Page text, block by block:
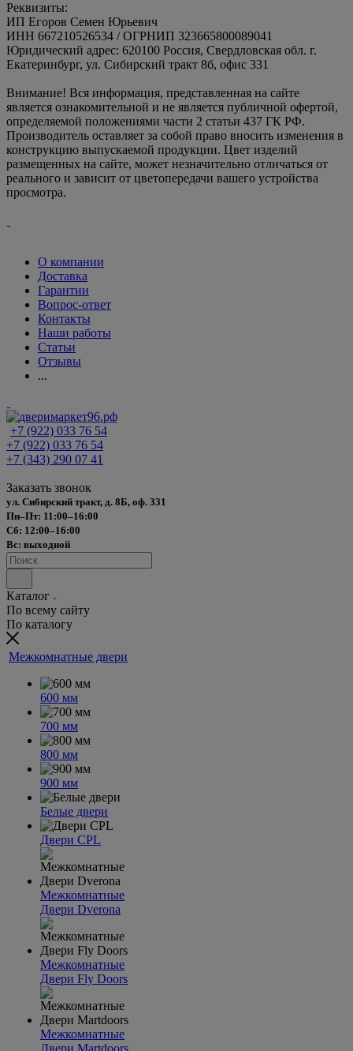
Реквизиты:
ИП Егоров Семен Юрьевич
ИНН 667210526534 / ОГРНИП 323665800089041
Юридический адрес: 620100 Россия, Свердловская обл. г.
Екатеринбург, ул. Сибирский тракт 8б, офис 331
Внимание! Вся информация, представленная на сайте
является ознакомительной и не является публичной офертой,
определяемой положениями части 2 статьи 437 ГК РФ.
Производитель оставляет за собой право вносить изменения в
конструкцию выпускаемой продукции. Цвет изделий
размещенных на сайте, может незначительно отличаться от
реального и зависит от цветопередачи вашего устройства
просмотра.
О компании
Доставка
Гарантии
Вопрос-ответ
Контакты
Наши работы
Статьи
Отзывы
...
+7 (922) 033 76 54
+7 (922) 033 76 54
+7 (343) 290 07 41
Заказать звонок
ул. Сибирский тракт, д. 8Б, оф. 331
Пн–Пт: 11:00–16:00
Сб: 12:00–16:00
Вс: выходной
Каталог
По всему сайту
По каталогу
Межкомнатные двери
600 мм
700 мм
800 мм
900 мм
Белые двери
Двери CPL
Межкомнатные
Двери Dverona
Межкомнатные
Двери Fly Doors
Межкомнатные
Двери Martdoors